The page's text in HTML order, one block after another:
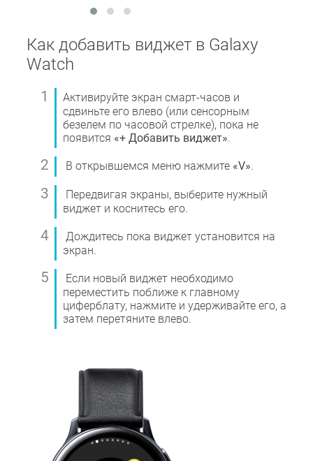
Как добавить виджет в Galaxy
Watch
Активируйте экран смарт-часов и
сдвиньте его влево (или сенсорным
безелем по часовой стрелке), пока не
появится «+ Добавить виджет».
В открывшемся меню нажмите «V».
Передвигая экраны, выберите нужный
виджет и коснитесь его.
Дождитесь пока виджет установится на
экран.
Если новый виджет необходимо
переместить поближе к главному
циферблату, нажмите и удерживайте его, а
затем перетяните влево.